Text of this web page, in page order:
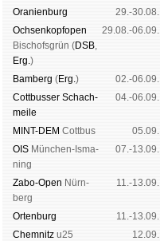
Oranien­burg
29.-30.08.
Och­sen­kopf­open
Bischofs­grün (DSB,
Erg.)
29.08.-06.09.
Bam­berg (Erg.)
02.-06.09.
Cott­busser Schach­
meile
04.-06.09.
MINT-DEM Cott­bus
05.09.
OIS Mün­chen-Is­ma­
ning
07.-13.09.
Zabo-Open Nürn­
berg
11.-13.09.
Orten­burg
11.-13.09.
Chem­nitz u25
12.09.